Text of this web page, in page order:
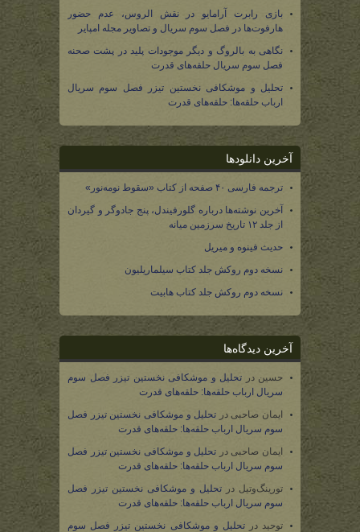
بازی رابرت آرامایو در نقش الروس، عدم حضور
هارفوت‌ها در فصل سوم سریال و تصاویر مجله امپایر
نگاهی به بالروگ و دیگر موجودات پلید در پشت صحنه
فصل سوم سریال حلقه‌های قدرت
تحلیل و موشکافی نخستین تیزر فصل سوم سریال
ارباب حلقه‌ها: حلقه‌های قدرت
آخرین دانلودها
ترجمه فارسی ۴۰ صفحه از کتاب «سقوط نومه‌نور»
آخرین نوشته‌ها درباره گلورفیندل، پنج جادوگر و گیردان
از جلد ۱۲ تاریخ سرزمین میانه
حدیث فینوه و میریل
نسخه دوم روکش جلد کتاب سیلماریلیون
نسخه دوم روکش جلد کتاب هابیت
آخرین دیدگاه‌ها
حسین در تحلیل و موشکافی نخستین تیزر فصل سوم
سریال ارباب حلقه‌ها: حلقه‌های قدرت
ایمان صاحبیدر تحلیل و موشکافی نخستین تیزر فصل
سوم سریال ارباب حلقه‌ها: حلقه‌های قدرت
ایمان صاحبی در تحلیل و موشکافی نخستین تیزر فصل
سوم سریال ارباب حلقه‌ها: حلقه‌های قدرت
تورینگ‌وتیل در تحلیل و موشکافی نخستین تیزر فصل
سوم سریال ارباب حلقه‌ها: حلقه‌های قدرت
توحید درتحلیل و موشکافی نخستین تیزر فصل سوم